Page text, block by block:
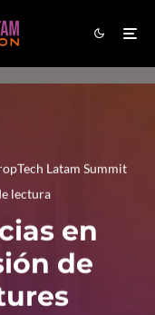
Latam Summit
lectura
en
de